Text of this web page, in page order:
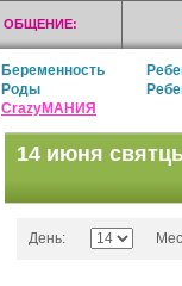
ОБЩЕНИЕ:
Беременность
Роды
CrazyМАНИЯ
14 июня
День: